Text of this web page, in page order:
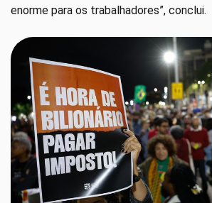
enorme para os trabalhadores”, conclui.